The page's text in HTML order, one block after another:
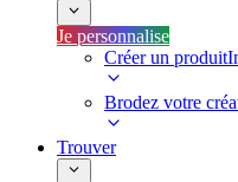
Je personnalise
Créer un produit
Brodez votre
Trouver